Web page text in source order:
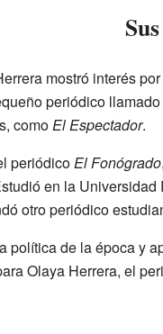
mostró interés
periódico llamado
comoEl Espectador.
periódicoEl Fonógrado
en la
otro periódico
política de la época y
Olaya Herrera, el